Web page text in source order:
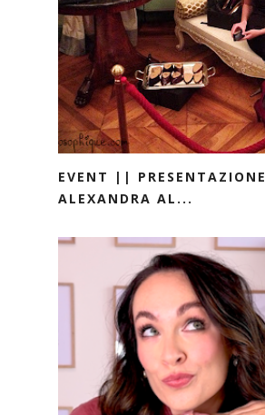
EVENT || PRESENTAZIONE
ALEXANDRA AL...